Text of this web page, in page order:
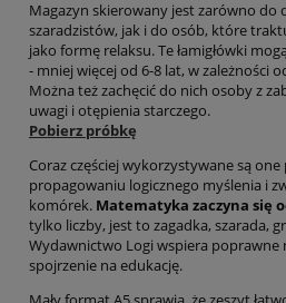
Magazyn skierowany jest zarówno do
szaradzistów, jak i do osób, które
jako formę relaksu. Te łamigłówki
- mniej więcej od 6-8 lat, w zależności
Można też zachęcić do nich osoby z
uwagi i otępienia starczego.
Pobierz próbkę
Coraz częściej wykorzystywane są
propagowaniu logicznego myślenia i
komórek. Matematyka zaczyna się
tylko liczby, jest to zagadka, szarada,
Wydawnictwo Logi wspiera poprawne
spojrzenie na edukację.